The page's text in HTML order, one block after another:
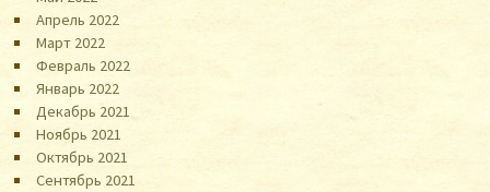
Апрель 2022
Март 2022
Февраль 2022
Январь 2022
Декабрь 2021
Ноябрь 2021
Октябрь 2021
Сентябрь 2021